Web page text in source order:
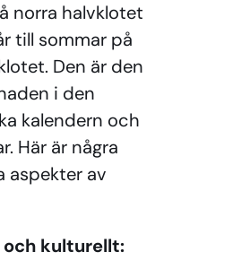
norra halvklotet
till sommar på
Den är den
i den
kalendern och
Här är några
aspekter av
kulturellt: